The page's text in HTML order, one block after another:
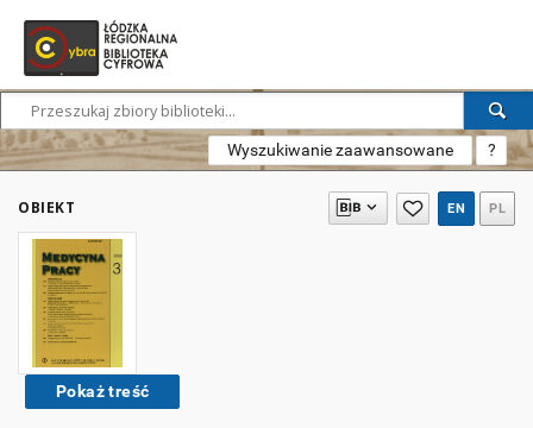
Wyszukiwanie zaawansowane ?
OBIEKT EN PL
Pokaż treść